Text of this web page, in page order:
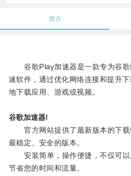
简介
谷歌Play加速器是一款专为谷歌
速软件，通过优化网络连接和提升
地下载应用、游戏或视频。
谷歌加速器!
官方网站提供了最新版本的下载
最稳定、安全的版本。
安装简单，操作便捷，不仅可以
节省您的时间和流量。